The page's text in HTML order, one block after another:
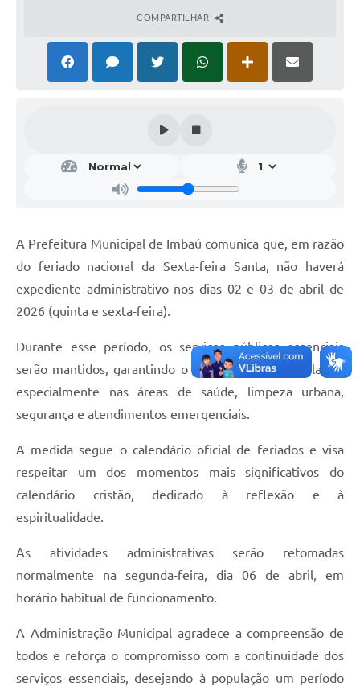
COMPARTILHAR
A Prefeitura Municipal de Imbaú comunica que, em razão
do feriado nacional da Sexta-feira Santa, não haverá
expediente administrativo nos dias 02 e 03 de abril de
2026 (quinta e sexta-feira).
Durante esse período, os serviços públicos essenciais
serão mantidos, garantindo o atendimento à população,
especialmente nas áreas de saúde, limpeza urbana,
segurança e atendimentos emergenciais.
A medida segue o calendário oficial de feriados e visa
respeitar um dos momentos mais significativos do
calendário cristão, dedicado à reflexão e à
espiritualidade.
As atividades administrativas serão retomadas
normalmente na segunda-feira, dia 06 de abril, em
horário habitual de funcionamento.
A Administração Municipal agradece a compreensão de
todos e reforça o compromisso com a continuidade dos
serviços essenciais, desejando à população um período